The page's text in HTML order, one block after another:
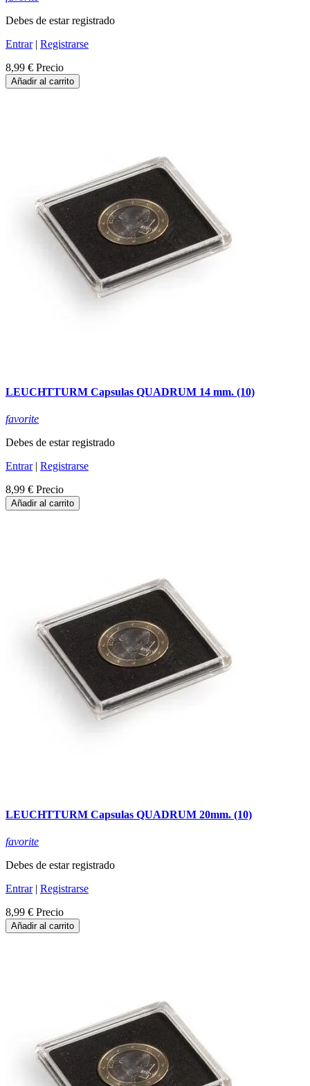
Debes de estar registrado
Entrar| Registrarse
8,99 € Precio
Añadir al carrito
LEUCHTTURM Capsulas QUADRUM 14 mm. (10)
favorite
Debes de estar registrado
Entrar| Registrarse
8,99 € Precio
Añadir al carrito
LEUCHTTURM Capsulas QUADRUM 20mm. (10)
favorite
Debes de estar registrado
Entrar| Registrarse
8,99 € Precio
Añadir al carrito